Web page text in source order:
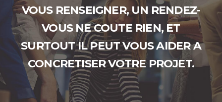
VOUS RENSEIGNER, UN RENDEZ-
VOUS NE COUTE RIEN, ET
SURTOUT IL PEUT VOUS AIDER A
CONCRETISER VOTRE PROJET.